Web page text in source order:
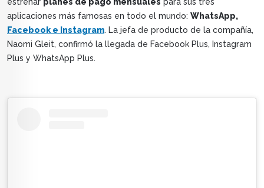
estrenar planes de pago mensuales para sus tres
aplicaciones más famosas en todo el mundo: WhatsApp,
Facebook e Instagram. La jefa de producto de la compañía,
Naomi Gleit, confirmó la llegada de Facebook Plus, Instagram
Plus y WhatsApp Plus.